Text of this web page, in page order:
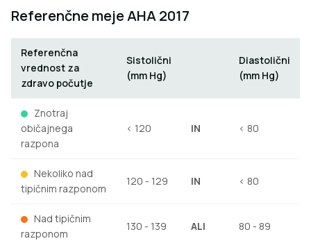
Referenčne meje AHA 2017
Referenčna
vrednost za
zdravo počutje
Sistolični
(mm Hg)
Diastolični
(mm Hg)
Znotraj
običajnega
razpona
< 120 IN < 80
Nekoliko nad
tipičnim razponom
120 - 129 IN < 80
Nad tipičnim
razponom
130 - 139 ALI 80 - 89